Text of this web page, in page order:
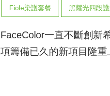
Fiole染護套餐 黑耀光四段
FaceColor一直不斷創新
項籌備已久的新項目隆重